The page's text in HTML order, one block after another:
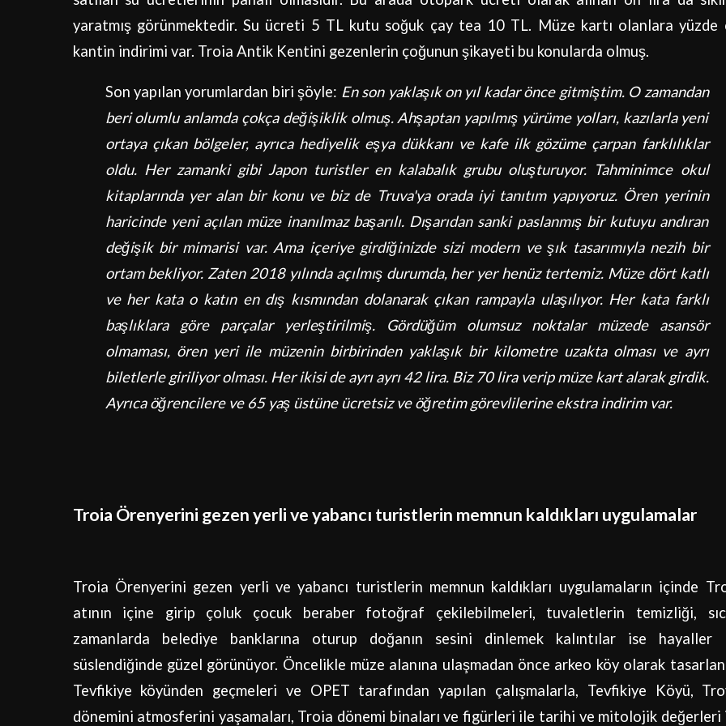
yaratmış görünmektedir. Su ücreti 5 TL kutu soğuk çay tea 10 TL. Müze kartı olanlara yüzde
kantin indirimi var. Troia Antik Kentini gezenlerin çoğunun şikayeti bu konularda olmuş.
Son yapılan yorumlardan biri şöyle: En son yaklaşık on yıl kadar önce gitmiştim. O zamandan
beri olumlu anlamda çokça değişiklik olmuş. Ahşaptan yapılmış yürüme yolları, kazılarla yeni
ortaya çıkan bölgeler, ayrıca hediyelik eşya dükkanı ve kafe ilk gözüme çarpan farklılıklar
oldu. Her zamanki gibi Japon turistler en kalabalık grubu oluşturuyor. Tahminimce okul
kitaplarında yer alan bir konu ve biz de Truva'ya orada iyi tanıtım yapıyoruz. Ören yerinin
haricinde yeni açılan müze inanılmaz başarılı. Dışarıdan sanki paslanmış bir kutuyu andıran
değişik bir mimarisi var. Ama içeriye girdiğinizde sizi modern ve şık tasarımıyla nezih bir
ortam bekliyor. Zaten 2018 yılında açılmış durumda, her yer henüz tertemiz. Müze dört katlı
ve her kata o katın en dış kısmından dolanarak çıkan rampayla ulaşılıyor. Her kata farklı
başlıklara göre parçalar yerleştirilmiş. Gördüğüm olumsuz noktalar müzede asansör
olmaması, ören yeri ile müzenin birbirinden yaklaşık bir kilometre uzakta olması ve ayrı
biletlerle giriliyor olması. Her ikisi de ayrı ayrı 42 lira. Biz 70 lira verip müze kart alarak girdik.
Ayrıca öğrencilere ve 65 yaş üstüne ücretsiz ve öğretim görevlilerine ekstra indirim var.
Troia Örenyerini gezen yerli ve yabancı turistlerin memnun kaldıkları uygulamalar
Troia Örenyerini gezen yerli ve yabancı turistlerin memnun kaldıkları uygulamaların içinde
atının içine girip çoluk çocuk beraber fotoğraf çekilebilmeleri, tuvaletlerin temizliği,
zamanlarda belediye banklarına oturup doğanın sesini dinlemek kalıntılar ise hayaller
süslendiğinde güzel görünüyor. Öncelikle müze alanına ulaşmadan önce arkeo köy olarak
Tevfikiye köyünden geçmeleri ve OPET tarafından yapılan çalışmalarla, Tevfikiye Köyü,
dönemini atmosferini yaşamaları, Troia dönemi binaları ve figürleri ile tarihi ve mitolojik değerleri